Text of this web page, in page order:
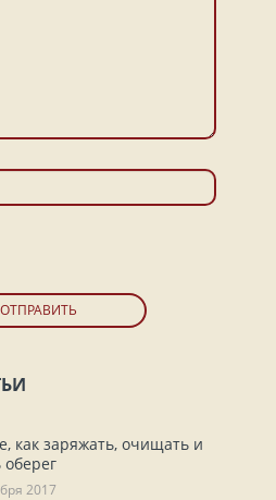
ОТПРАВИТЬ
как заряжать, очищать и
2017